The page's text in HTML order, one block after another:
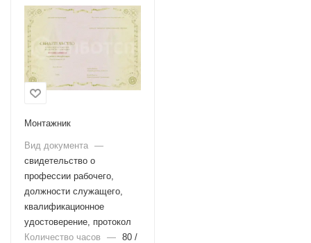
Монтажник
Вид документа —
свидетельство о
профессии рабочего,
должности служащего,
квалификационное
удостоверение, протокол
Количество часов
— 80 /